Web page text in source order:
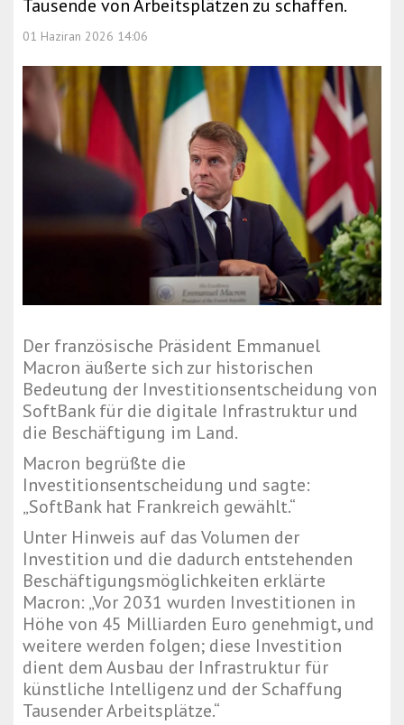
Tausende von Arbeitsplätzen zu schaffen.
01 Haziran 2026 14:06
Der französische Präsident Emmanuel
Macron äußerte sich zur historischen
Bedeutung der Investitionsentscheidung von
SoftBank für die digitale Infrastruktur und
die Beschäftigung im Land.
Macron begrüßte die
Investitionsentscheidung und sagte:
„SoftBank hat Frankreich gewählt.“
Unter Hinweis auf das Volumen der
Investition und die dadurch entstehenden
Beschäftigungsmöglichkeiten erklärte
Macron: „Vor 2031 wurden Investitionen in
Höhe von 45 Milliarden Euro genehmigt, und
weitere werden folgen; diese Investition
dient dem Ausbau der Infrastruktur für
künstliche Intelligenz und der Schaffung
Tausender Arbeitsplätze.“